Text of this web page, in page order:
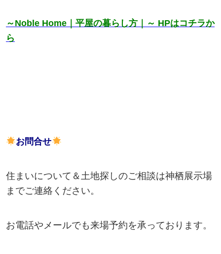
～Noble Home｜平屋の暮らし方｜～ HPはコチラか
ら
お問合せ
住まいについて＆土地探しのご相談は神栖展示場
までご連絡ください。
お電話やメールでも来場予約を承っております。